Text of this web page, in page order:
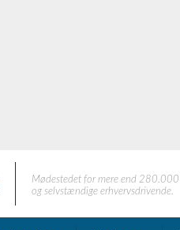
Mødestedet for mere end
og selvstændige erhvervsdrivende.